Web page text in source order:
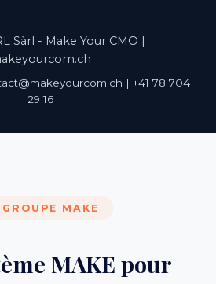
Sàrl - Make Your CMO |
| +41 78 704
29 16
MAKE
MAKE pour